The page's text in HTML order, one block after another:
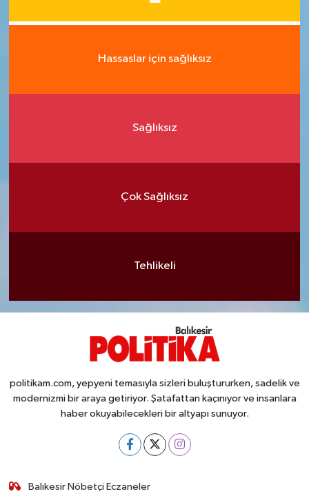
Hassaslar için sağlıksız
Sağlıksız
Çok Sağlıksız
Tehlikeli
politikam.com, yepyeni temasıyla sizleri buluştururken, sadelik ve
modernizmi bir araya getiriyor. Şatafattan kaçınıyor ve insanlara
haber okuyabilecekleri bir altyapı sunuyor.
Balıkesir Nöbetçi Eczaneler